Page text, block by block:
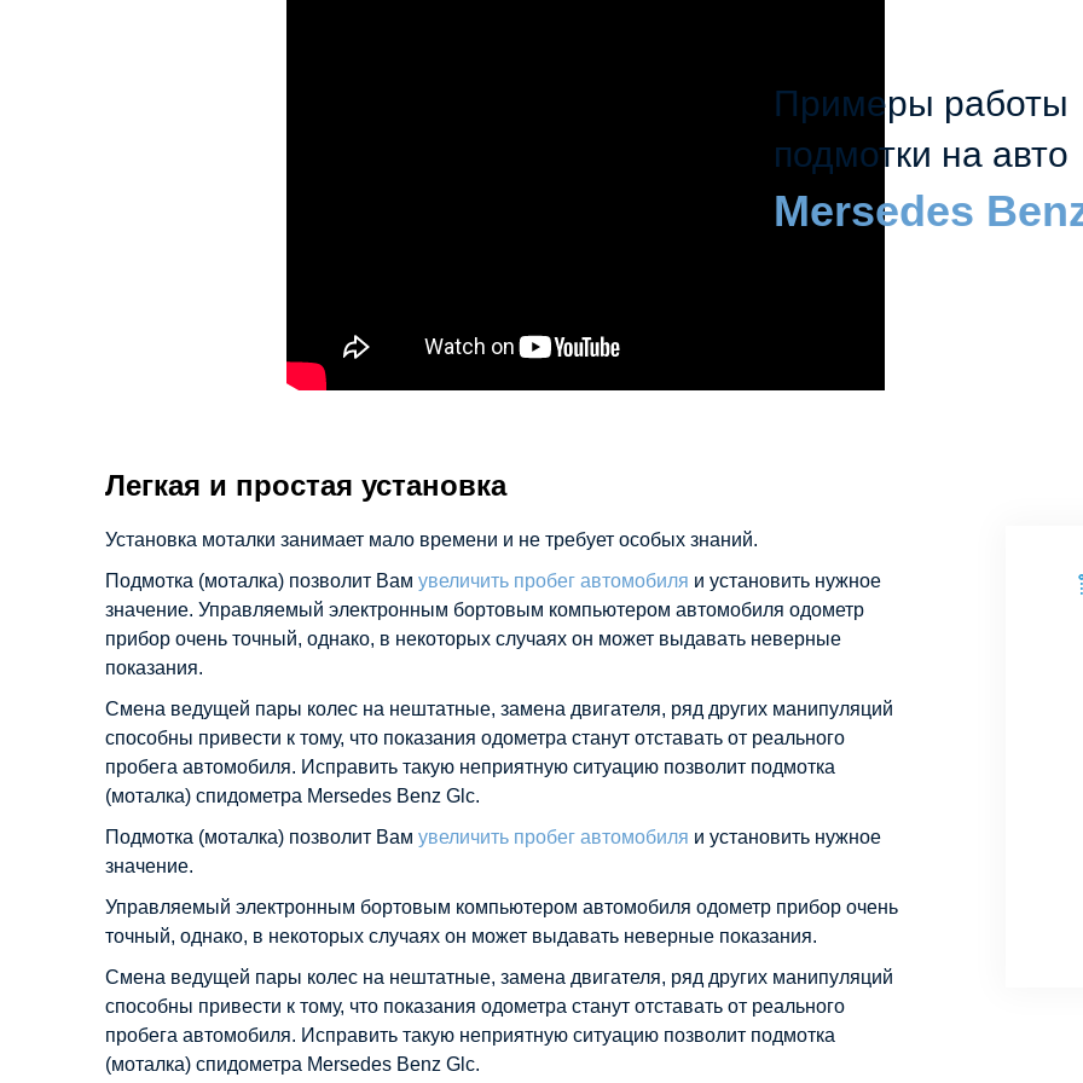
Примеры работы
подмотки на авто
Mersedes
Легкая и простая установка
Установка моталки занимает мало времени и не требует особых знаний.
Подмотка (моталка) позволит Вам увеличить пробег автомобиля и установить нужное
значение. Управляемый электронным бортовым компьютером автомобиля одометр
прибор очень точный, однако, в некоторых случаях он может выдавать неверные
показания.
Смена ведущей пары колес на нештатные, замена двигателя, ряд других манипуляций
способны привести к тому, что показания одометра станут отставать от реального
пробега автомобиля. Исправить такую неприятную ситуацию позволит подмотка
(моталка) спидометра Mersedes Benz Glc.
Подмотка (моталка) позволит Вам увеличить пробег автомобиля и установить нужное
значение.
Управляемый электронным бортовым компьютером автомобиля одометр прибор очень
точный, однако, в некоторых случаях он может выдавать неверные показания.
Смена ведущей пары колес на нештатные, замена двигателя, ряд других манипуляций
способны привести к тому, что показания одометра станут отставать от реального
пробега автомобиля. Исправить такую неприятную ситуацию позволит подмотка
(моталка) спидометра Mersedes Benz Glc.